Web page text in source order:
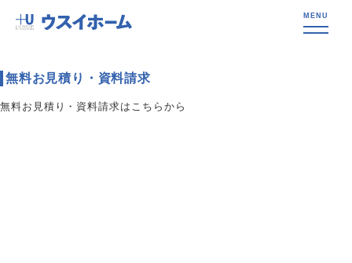
無料お見積り・資料請求
無料お見積り・資料請求はこちらから